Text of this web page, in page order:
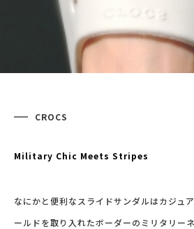
CROCS
Military Chic Meets Stripes
なにかと便利なスライドサンダルはカジュ
ールドを取り入れたボーダーのミリタリー